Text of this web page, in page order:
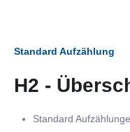
Standard Aufzählung
H2 -
Standard